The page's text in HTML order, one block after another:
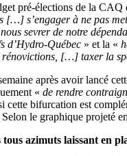
pré-élections de la
[…] s’engager à ne pas
sevrer de notre
d’Hydro-Québec » et la «
[…] taxer la
après avoir lancé
« de rendre
cette bifurcation est
le graphique projeté
azimuts laissant en